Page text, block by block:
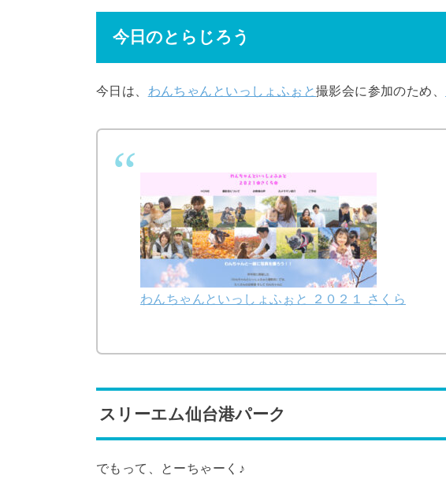
今日のとらじろう
今日は、 わんちゃんといっしょふぉと撮影会に参加のため、
わんちゃんといっしょふぉと ２０２１ さくら
スリーエム仙台港パーク
でもって、とーちゃーく♪